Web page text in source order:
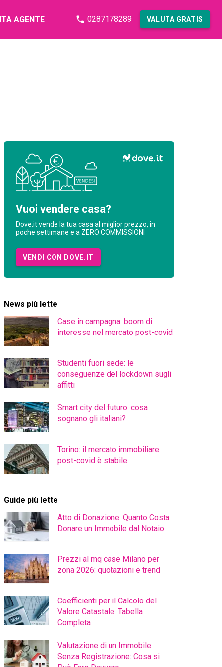
AGENTE 0287178289 VALUTA GRATIS
Vuoi vendere casa?
Dove.it vende la tua casa al miglior prezzo, in
poche settimane e a ZERO COMMISSIONI
VENDI CON DOVE.IT
News più lette
Case in campagna: boom di
interesse nel mercato post-covid
Studenti fuori sede: le
conseguenze del lockdown sugli
affitti
Smart city del futuro: cosa
sognano gli italiani?
Torino: il mercato immobiliare
post-covid è stabile
Guide più lette
Atto di Donazione: Quanto Costa
Donare un Immobile dal Notaio
Prezzi al mq case Milano per
zona 2026: quotazioni e trend
Coefficienti per il Calcolo del
Valore Catastale: Tabella
Completa
Valutazione di un Immobile
Senza Registrazione: Cosa si